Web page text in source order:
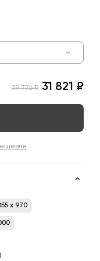
39 776 ₽ 31 821 ₽
x 970